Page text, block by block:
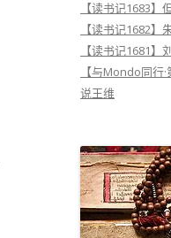
【读书记1683
【读书记1682】
【读书记1681】
【与Mondo同行
说王维